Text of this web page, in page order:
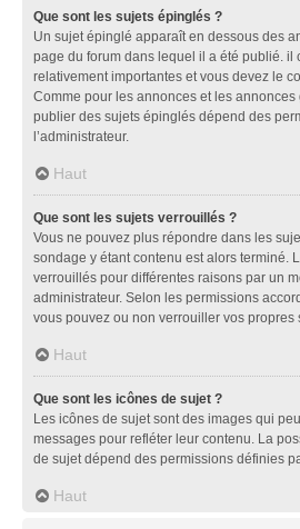
Que sont les sujets épinglés ?
Un sujet épinglé apparaît en dessous des
page du forum dans lequel il a été publié. il
relativement importantes et vous devez le
Comme pour les annonces et les
publier des sujets épinglés dépend des
l’administrateur.
Haut
Que sont les sujets verrouillés ?
Vous ne pouvez plus répondre dans les
sondage y étant contenu est alors terminé.
verrouillés pour différentes raisons par un
administrateur. Selon les permissions
vous pouvez ou non verrouiller vos propres
Haut
Que sont les icônes de sujet ?
Les icônes de sujet sont des images qui
messages pour refléter leur contenu. La
de sujet dépend des permissions définies
Haut